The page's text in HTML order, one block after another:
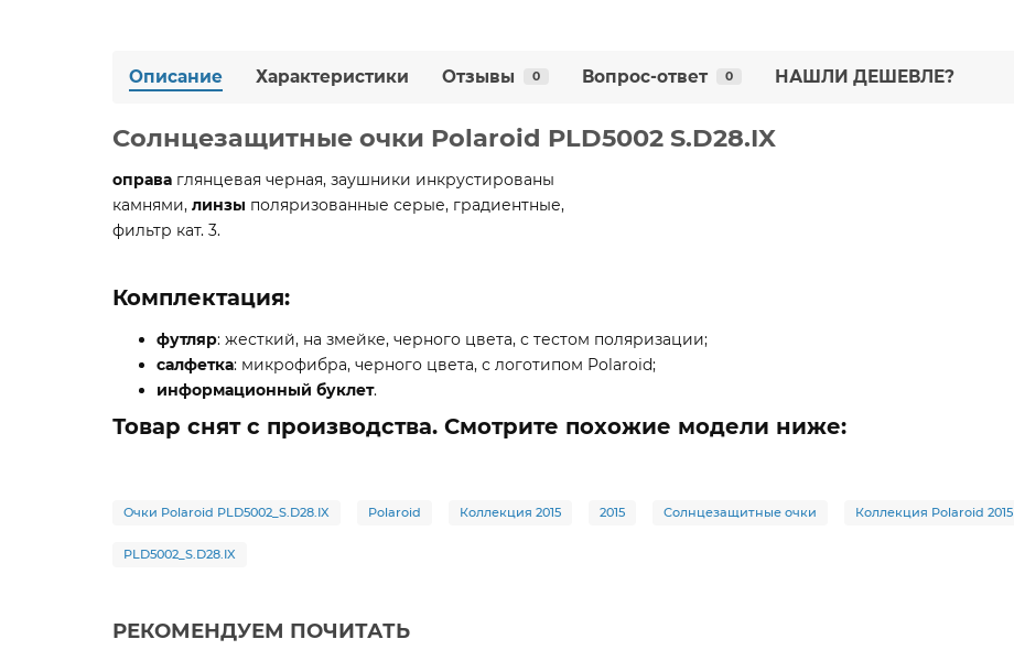
Описание Характеристики Отзывы 0 Вопрос-ответ 0 НАШЛИ ДЕШЕВЛЕ?
Солнцезащитные очки Polaroid PLD5002 S.D28.IX
оправа глянцевая черная, заушники инкрустированы
камнями, линзы поляризованные серые, градиентные,
фильтр кат. 3.
Комплектация:
футляр: жесткий, на змейке, черного цвета, с тестом поляризации;
салфетка: микрофибра, черного цвета, с логотипом Polaroid;
информационный буклет.
Товар снят с производства. Смотрите похожие модели ниже:
Очки Polaroid PLD5002_S.D28.IX Polaroid Коллекция 2015 2015 Солнцезащитные очки Коллекция Polaroid 2015
PLD5002_S.D28.IX
РЕКОМЕНДУЕМ ПОЧИТАТЬ